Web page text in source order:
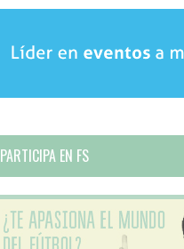
PARTICIPA EN FS